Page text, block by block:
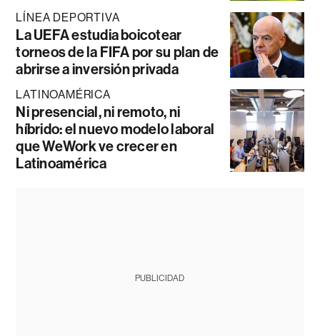
LÍNEA DEPORTIVA
La UEFA estudia boicotear
torneos de la FIFA por su plan de
abrirse a inversión privada
LATINOAMÉRICA
Ni presencial, ni remoto, ni
híbrido: el nuevo modelo laboral
que WeWork ve crecer en
Latinoamérica
PUBLICIDAD